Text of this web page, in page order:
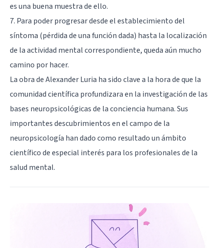
es una buena muestra de ello.
7. Para poder progresar desde el establecimiento del
síntoma (pérdida de una función dada) hasta la localización
de la actividad mental correspondiente, queda aún mucho
camino por hacer.
La obra de Alexander Luria ha sido clave a la hora de que la
comunidad científica profundizara en la investigación de las
bases neuropsicológicas de la conciencia humana. Sus
importantes descubrimientos en el campo de la
neuropsicología han dado como resultado un ámbito
científico de especial interés para los profesionales de la
salud mental.